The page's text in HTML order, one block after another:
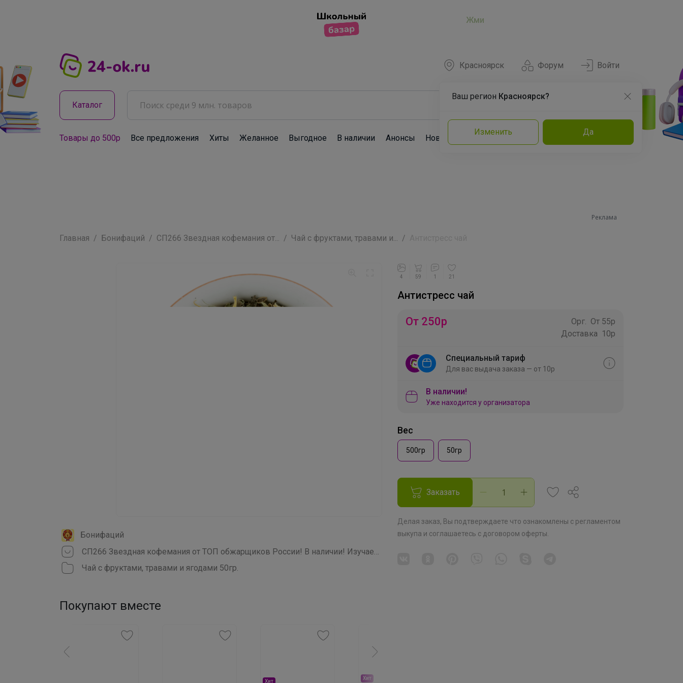
Жми
Форум
Красноярск
Ваш регион Красноярск?
Изменить Да
Войти
Каталог
Товары до 500р Все предложения Хиты Желанное Выгодное В наличии Анонсы Новости Команда Эксперты
Реклама
Главная Бонифаций СП266 Звездная кофемания от... Чай с фруктами, травами и...
Бонифаций
СП266 Звездная кофемания от ТОП обжарщиков России! В наличии! Изучаем и Пробуем всю кофейную географию! 20 призов на пробу среди участников закупки!
Чай с фруктами, травами и ягодами 50гр.
Покупают вместе
Хит
Хит
4 59 1 21
Антистресс чай
От 250р Орг. От 55р
Доставка 10р
Специальный тариф
Для вас выдача заказа — от 10р
В наличии!
Уже находится у организатора
Вес
500гр 50гр
Заказать
Делая заказ, Вы подтверждаете что ознакомлены с регламентом
выкупа и соглашаетесь с договором оферты